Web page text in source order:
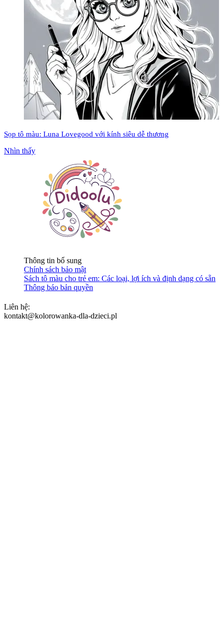
Sọp tô màu: Luna Lovegood với kính siêu dễ thương
Nhìn thấy
Thông tin bổ sung
Chính sách bảo mật
Sách tô màu cho trẻ em: Các loại, lợi ích và định dạng có sẵn
Thông báo bản quyền
Liên hệ:
kontakt@kolorowanka-dla-dzieci.pl